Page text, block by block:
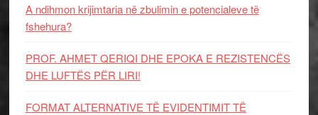
A ndihmon krijimtaria në zbulimin e potencialeve të
fshehura?
PROF. AHMET QERIQI DHE EPOKA E REZISTENCЁS
DHE LUFTЁS PЁR LIRI!
FORMAT ALTERNATIVE TË EVIDENTIMIT TË